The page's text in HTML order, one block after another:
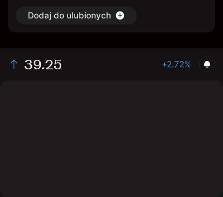
Dodaj do ulubionych
39.25 +2.72%